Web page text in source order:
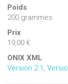
Poids
200 grammes
Prix
19,00 €
ONIX XML
Version 2.1 ,